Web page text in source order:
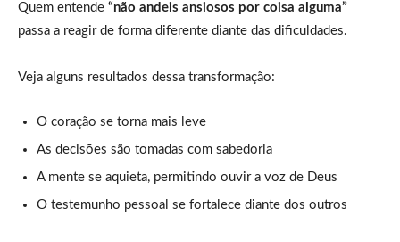
Quem entende “não andeis ansiosos por coisa alguma”
passa a reagir de forma diferente diante das dificuldades.
Veja alguns resultados dessa transformação:
O coração se torna mais leve
As decisões são tomadas com sabedoria
A mente se aquieta, permitindo ouvir a voz de Deus
O testemunho pessoal se fortalece diante dos outros